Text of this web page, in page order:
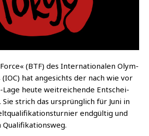
(BTF) des Inter­na­tio­na­len Olym­
hat ange­sichts der nach wie vor
Lage heu­te weit­rei­chen­de Ent­schei­
strich das ursprüng­lich für Juni in
end­gül­tig und